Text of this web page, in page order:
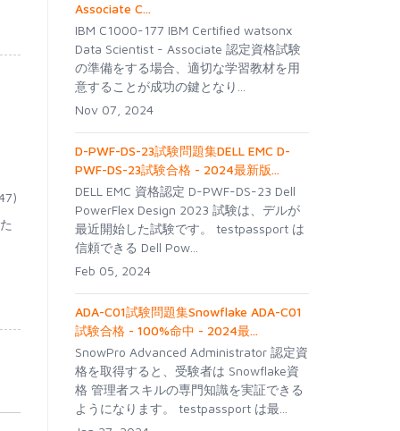
Associate C...
IBM C1000-177 IBM Certified watsonx
Data Scientist - Associate 認定資格試験
の準備をする場合、適切な学習教材を用
意することが成功の鍵となり...
Nov 07, 2024
D-PWF-DS-23試験問題集DELL EMC D-
PWF-DS-23試験合格 - 2024最新版...
DELL EMC 資格認定 D-PWF-DS-23 Dell
PowerFlex Design 2023 試験は、デルが
最近開始した試験です。 testpassport は
信頼できる Dell Pow...
Feb 05, 2024
ADA-C01試験問題集Snowflake ADA-C01
試験合格 - 100%命中 - 2024最...
SnowPro Advanced Administrator 認定資
格を取得すると、受験者は Snowflake資
格 管理者スキルの専門知識を実証できる
ようになります。 testpassport は最...